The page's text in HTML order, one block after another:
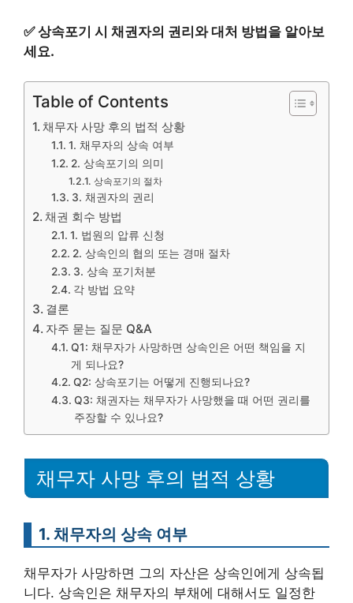
✅상속포기 시 채권자의 권리와 대처 방법을 알아보
세요.
Table of Contents
채무자 사망 후의 법적 상황
1. 채무자의 상속 여부
2. 상속포기의 의미
상속포기의 절차
3. 채권자의 권리
채권 회수 방법
1. 법원의 압류 신청
2. 상속인의 협의 또는 경매 절차
3. 상속 포기처분
각 방법 요약
결론
자주 묻는 질문 Q&A
Q1: 채무자가 사망하면 상속인은 어떤 책임을 지
게 되나요?
Q2: 상속포기는 어떻게 진행되나요?
Q3: 채권자는 채무자가 사망했을 때 어떤 권리를
주장할 수 있나요?
채무자 사망 후의 법적 상황
1. 채무자의 상속 여부
채무자가 사망하면 그의 자산은 상속인에게 상속됩
니다. 상속인은 채무자의 부채에 대해서도 일정한